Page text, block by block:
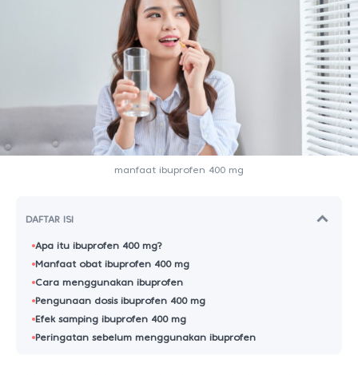
manfaat ibuprofen 400 mg
DAFTAR ISI
Apa itu ibuprofen 400 mg?
Manfaat obat ibuprofen 400 mg
Cara menggunakan ibuprofen
Pengunaan dosis ibuprofen 400 mg
Efek samping ibuprofen 400 mg
Peringatan sebelum menggunakan ibuprofen